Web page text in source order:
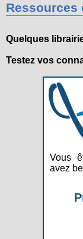
Ressources
Quelques
Testez vos
Vous
avez